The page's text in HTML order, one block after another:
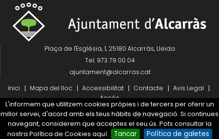
Plaça de l'Església, 1, 25180 Alcarràs, Lleida
Tel. 973 79 00 04
ajuntament@alcarras.cat
Inici
Mapa del lloc Accessibilitat Contacte
Avis Legal
Accés
Projecte desenvolupat per
L'informem que utilitzem cookies pròpies i de tercers per oferir un
millor servei, d'acord amb els teus hàbits de navegació. Si continues
navegant, considerem que acceptes el seu ús. Pots consultar la
nostra Política de Cookies aquí
Tancar Política de galetes